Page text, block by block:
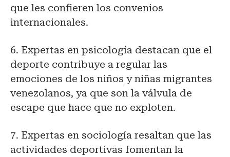
que les confieren los convenios
internacionales.
6. Expertas en psicología destacan que el
deporte contribuye a regular las
emociones de los niños y niñas migrantes
venezolanos, ya que son la válvula de
escape que hace que no exploten.
7. Expertas en sociología resaltan que las
actividades deportivas fomentan la